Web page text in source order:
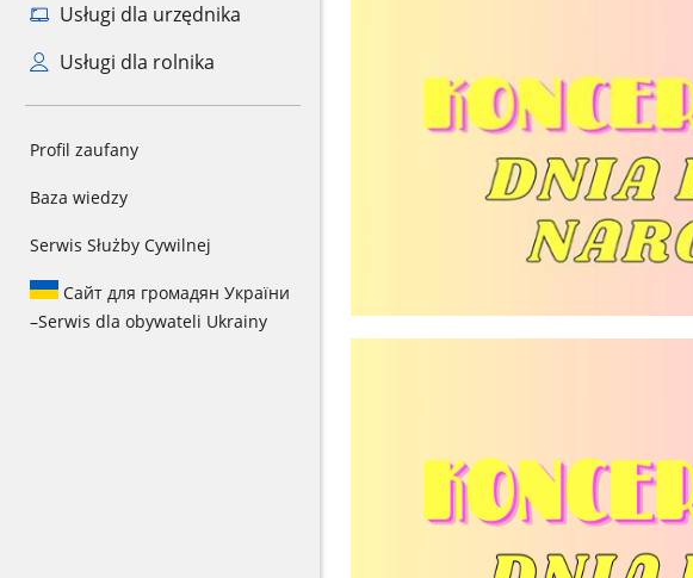
Usługi dla urzędnika
Usługi dla rolnika
Profil zaufany
Baza wiedzy
Serwis Służby Cywilnej
Сайт для громадян України
–Serwis dla obywateli Ukrainy